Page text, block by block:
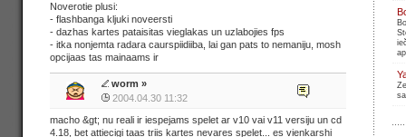
Noverotie plusi:
- flashbanga kljuki noveersti
- dazhas kartes pataisitas vieglakas un uzlabojies fps
- itka nonjemta radara caurspiidiiba, lai gan pats to nemaniju, mosh
opcijaas tas mainaams ir
worm »
2004.04.30 11:32
macho &gt; nu reali ir iespejams spelet ar v10 vai v11 versiju un cd
4.18, bet attiecigi taas triis kartes nevares spelet... es vienkarshi